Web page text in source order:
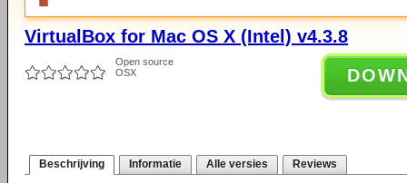
VirtualBox for Mac OS X (Intel) v4.3.8
Open source
OSX
Beschrijving Informatie Alle versies Reviews